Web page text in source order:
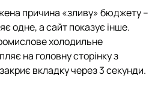
причина «зливу» бюджету –
одне, а сайт показує інше.
холодильне
на головну сторінку з
закриє вкладку через 3 секунди.